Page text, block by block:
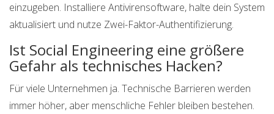
einzugeben. Installiere Antivirensoftware, halte dein System
aktualisiert und nutze Zwei-Faktor-Authentifizierung.
Ist Social Engineering eine größere
Gefahr als technisches Hacken?
Für viele Unternehmen ja. Technische Barrieren werden
immer höher, aber menschliche Fehler bleiben bestehen.